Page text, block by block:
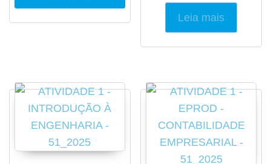
Leia mais